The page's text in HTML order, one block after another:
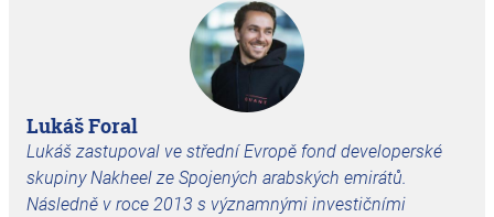
Lukáš Foral
Lukáš zastupoval ve střední Evropě fond developerské
skupiny Nakheel ze Spojených arabských emirátů.
Následně v roce 2013 s významnými investičními